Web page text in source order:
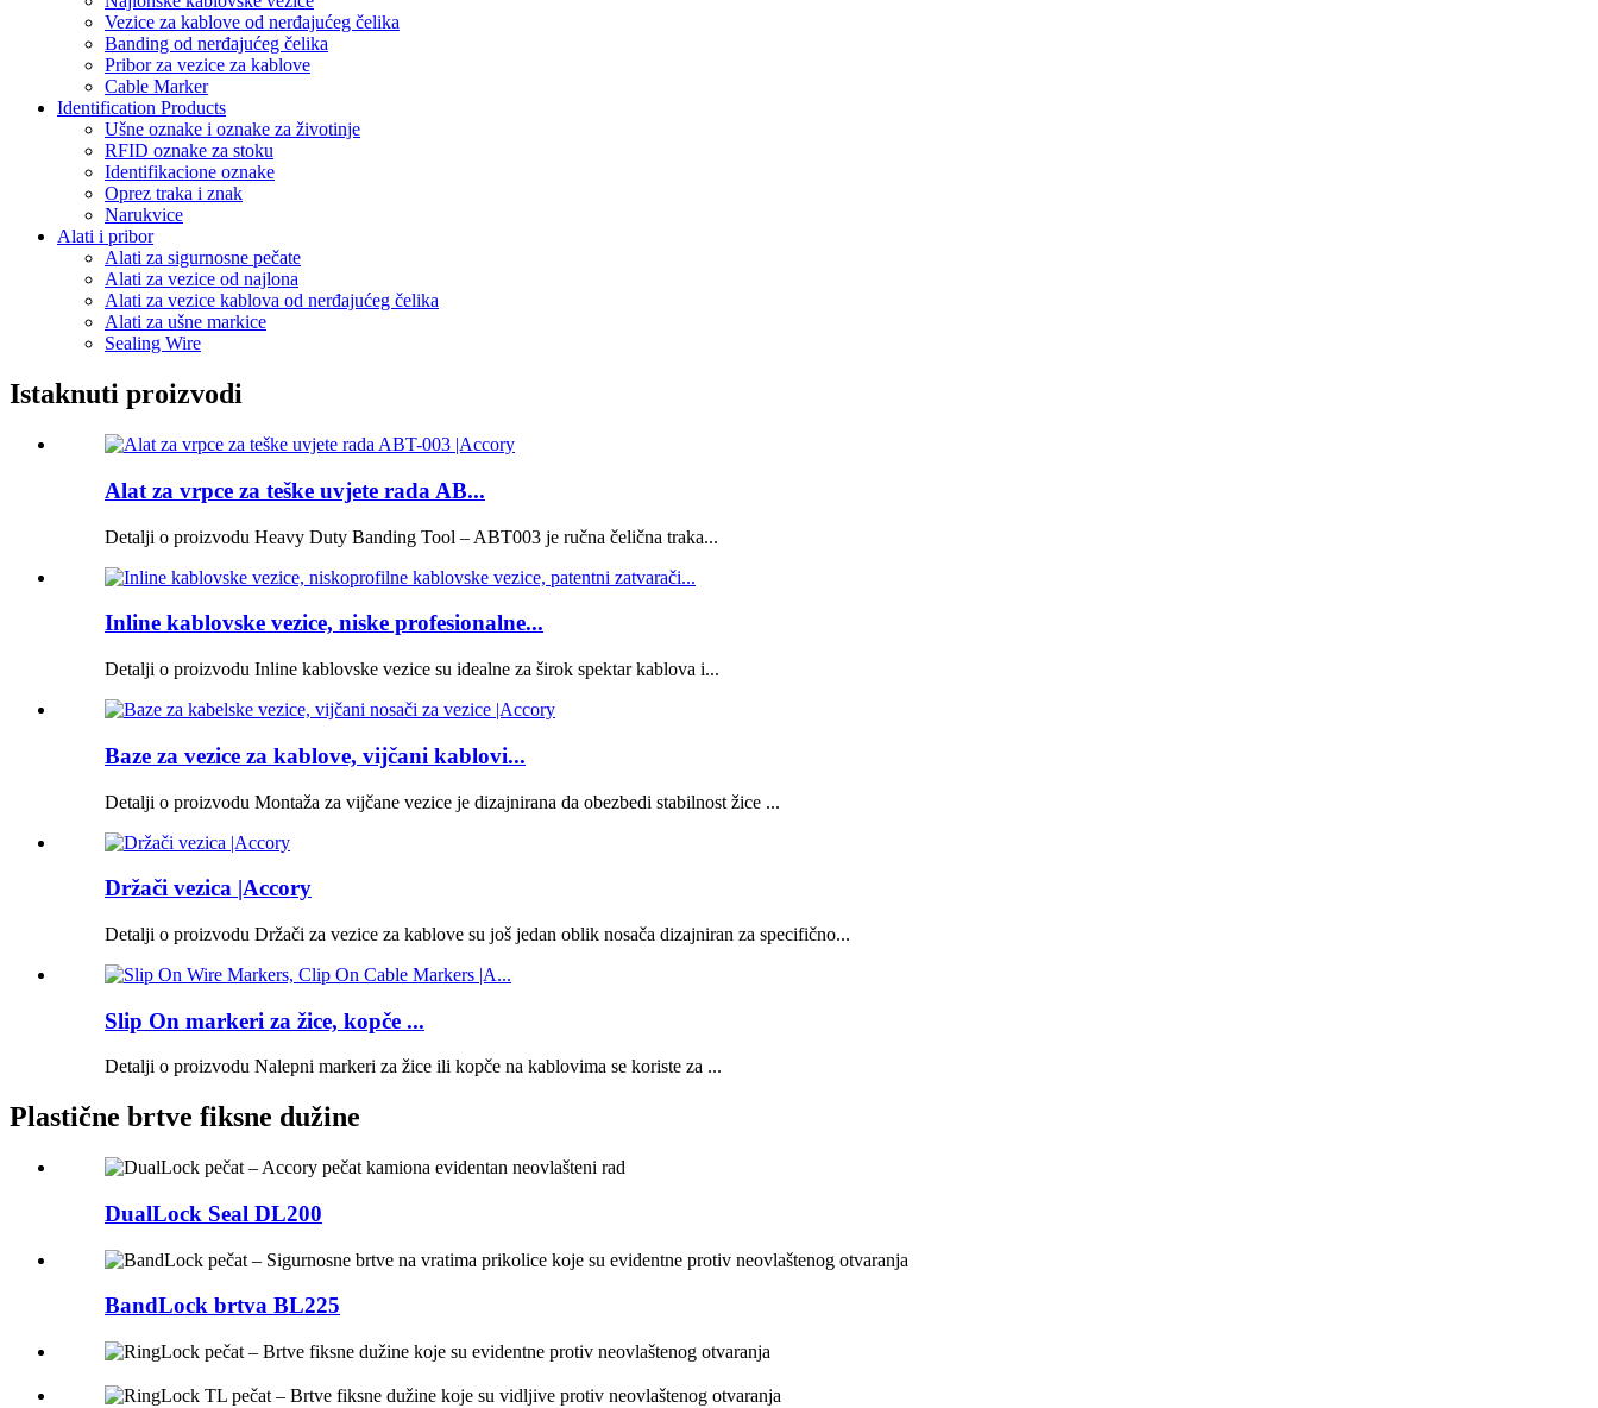
Vezice za kablove od nerđajućeg čelika
Banding od nerđajućeg čelika
Pribor za vezice za kablove
Cable Marker
Identification Products
Ušne oznake i oznake za životinje
RFID oznake za stoku
Identifikacione oznake
Oprez traka i znak
Narukvice
Alati i pribor
Alati za sigurnosne pečate
Alati za vezice od najlona
Alati za vezice kablova od nerđajućeg čelika
Alati za ušne markice
Sealing Wire
Istaknuti proizvodi
Alat za vrpce za teške uvjete rada AB...
Detalji o proizvodu Heavy Duty Banding Tool – ABT003 je ručna čelična traka...
Inline kablovske vezice, niske profesionalne...
Detalji o proizvodu Inline kablovske vezice su idealne za širok spektar kablova i...
Baze za vezice za kablove, vijčani kablovi...
Detalji o proizvodu Montaža za vijčane vezice je dizajnirana da obezbedi stabilnost žice ...
Držači vezica |Accory
Detalji o proizvodu Držači za vezice za kablove su još jedan oblik nosača dizajniran za specifično...
Slip On markeri za žice, kopče ...
Detalji o proizvodu Nalepni markeri za žice ili kopče na kablovima se koriste za ...
Plastične brtve fiksne dužine
DualLock Seal DL200
BandLock brtva BL225